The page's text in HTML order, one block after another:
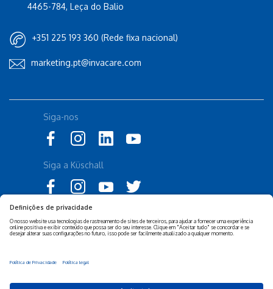
4465-784, Leça do Balio
+351 225 193 360 (Rede fixa nacional)
marketing.pt@invacare.com
Declaração de Acessibilidade
Política Legal Invacare
Cookies Invacare
Siga-nos
Siga a Küschall